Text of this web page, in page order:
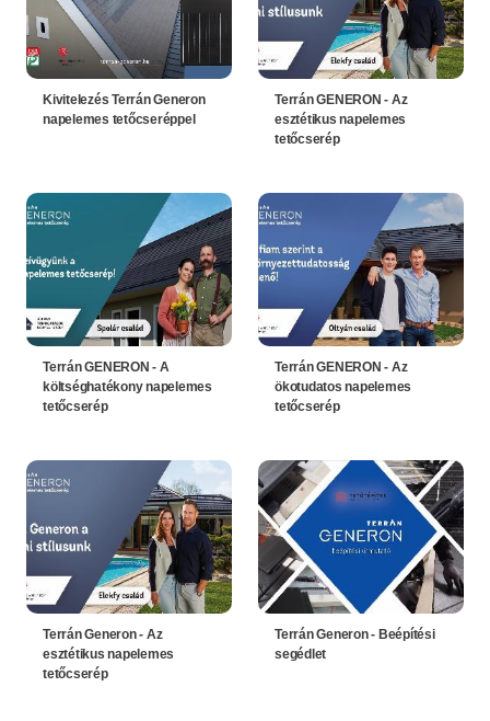
Kivitelezés Terrán Generon
napelemes tetőcseréppel
Terrán GENERON - Az
esztétikus napelemes
tetőcserép
Terrán GENERON - A
költséghatékony napelemes
tetőcserép
Terrán GENERON - Az
ökotudatos napelemes
tetőcserép
Terrán Generon - Az
esztétikus napelemes
tetőcserép
Terrán Generon - Beépítési
segédlet